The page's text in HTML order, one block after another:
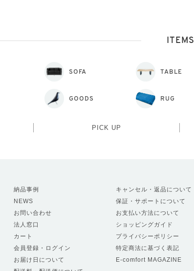
ITEMS
SOFA TABLE
GOODS RUG
PICK UP
納品事例
NEWS
お問い合わせ
法人窓口
カート
会員登録・ログイン
お届け日について
キャンセル・返品について
保証・サポートについて
お支払い方法について
ショッピングガイド
プライバシーポリシー
特定商法に基づく表記
E-comfort MAGAZINE